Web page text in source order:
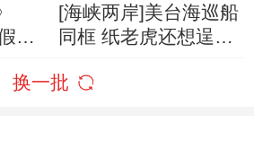
洋
[海峡两岸]美台海巡船
同框 纸老虎还想逞
换一批